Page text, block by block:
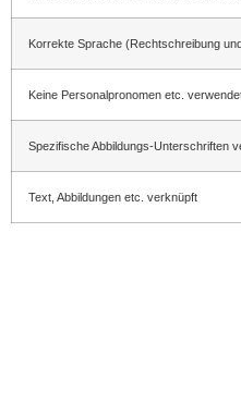
Korrekte Sprache (Rechtschreibung
Keine Personalpronomen etc.
Spezifische Abbildungs-Unterschriften
Text, Abbildungen etc. verknüpft